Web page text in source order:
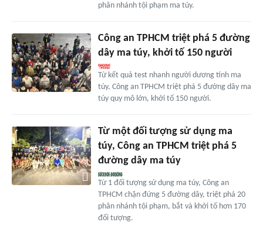
phân nhánh tội phạm ma túy.
Công an TPHCM triệt phá 5 đường
dây ma túy, khởi tố 150 người
Từ kết quả test nhanh người dương tính ma
túy, Công an TPHCM triệt phá 5 đường dây ma
túy quy mô lớn, khởi tố 150 người.
Từ một đối tượng sử dụng ma
túy, Công an TPHCM triệt phá 5
đường dây ma túy
Từ 1 đối tượng sử dụng ma túy, Công an
TPHCM chặn đứng 5 đường dây, triệt phá 20
phân nhánh tội phạm, bắt và khởi tố hơn 170
đối tượng.